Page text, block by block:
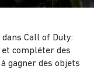
Call of Duty:
et compléter des
gagner des objets